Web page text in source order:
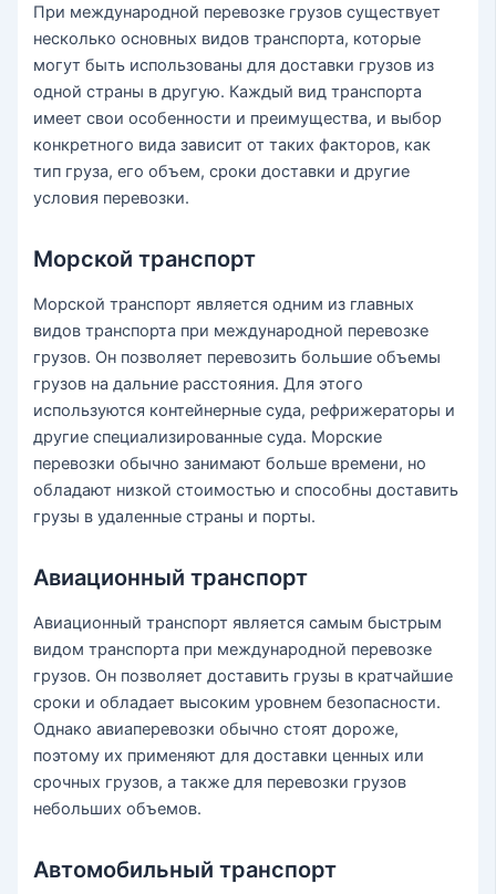
При международной перевозке грузов существует
несколько основных видов транспорта, которые
могут быть использованы для доставки грузов из
одной страны в другую. Каждый вид транспорта
имеет свои особенности и преимущества, и выбор
конкретного вида зависит от таких факторов, как
тип груза, его объем, сроки доставки и другие
условия перевозки.
Морской транспорт
Морской транспорт является одним из главных
видов транспорта при международной перевозке
грузов. Он позволяет перевозить большие объемы
грузов на дальние расстояния. Для этого
используются контейнерные суда, рефрижераторы и
другие специализированные суда. Морские
перевозки обычно занимают больше времени, но
обладают низкой стоимостью и способны доставить
грузы в удаленные страны и порты.
Авиационный транспорт
Авиационный транспорт является самым быстрым
видом транспорта при международной перевозке
грузов. Он позволяет доставить грузы в кратчайшие
сроки и обладает высоким уровнем безопасности.
Однако авиаперевозки обычно стоят дороже,
поэтому их применяют для доставки ценных или
срочных грузов, а также для перевозки грузов
небольших объемов.
Автомобильный транспорт